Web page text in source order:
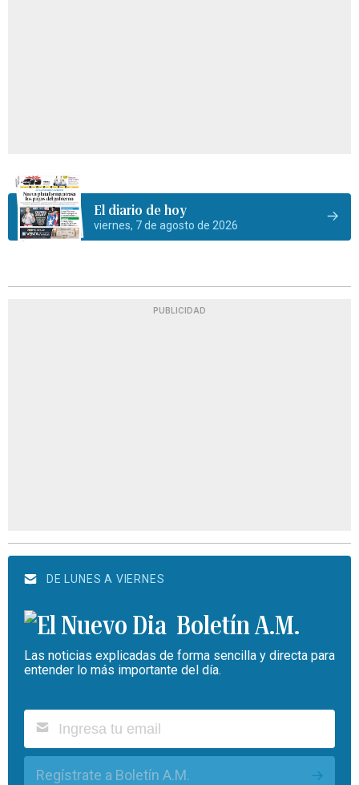
El diario de hoy
viernes, 7 de agosto de 2026
PUBLICIDAD
DE LUNES A VIERNES
Boletín A.M.
Las noticias explicadas de forma sencilla y directa para
entender lo más importante del día.
Regístrate a Boletín A.M.